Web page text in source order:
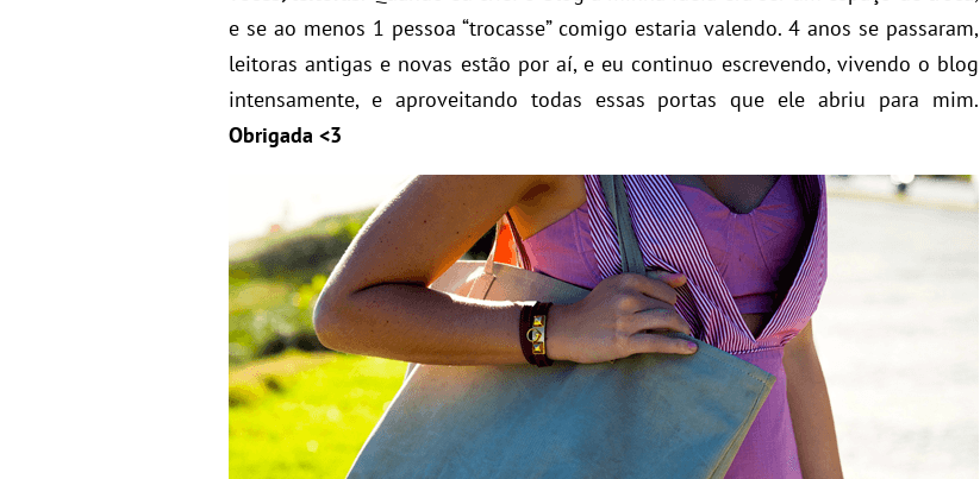
e se ao menos 1 pessoa “trocasse” comigo estaria valendo. 4 anos se passaram,
leitoras antigas e novas estão por aí, e eu continuo escrevendo, vivendo o blog
intensamente, e aproveitando todas essas portas que ele abriu para mim.
Obrigada <3